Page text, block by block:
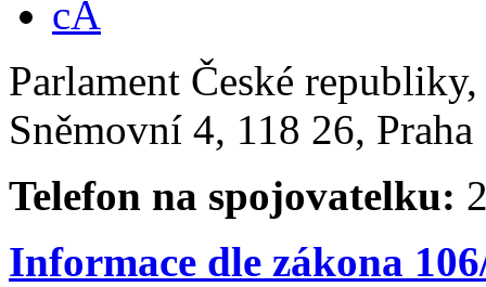
Parlament České
Sněmovní 4, 118 26,
Telefon na spojovatelku:
Informace dle zákona